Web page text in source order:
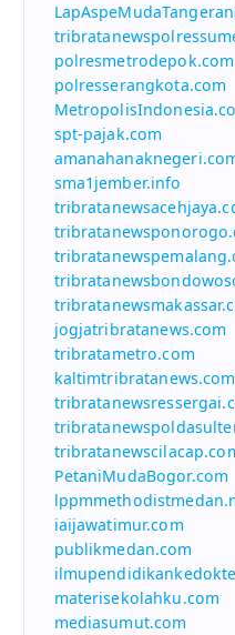
polresmetrodepok.com
polresserangkota.com
spt-pajak.com
sma1jember.info
jogjatribratanews.com
tribratametro.com
kaltimtribratanews.com
PetaniMudaBogor.com
iaijawatimur.com
publikmedan.com
materisekolahku.com
mediasumut.com